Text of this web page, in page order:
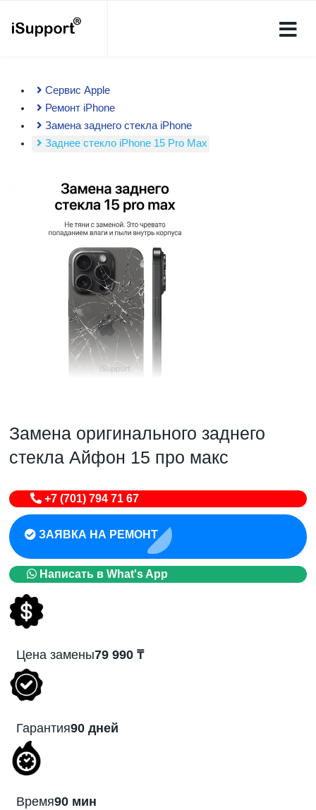
Сервис Apple
Ремонт iPhone
Замена заднего стекла iPhone
Заднее стекло iPhone 15 Pro Max
Замена оригинального заднего
стекла Айфон 15 про макс
+7 (701) 794 71 67
ЗАЯВКА НА РЕМОНТ
Написать в What's App
Цена замены79 990 ₸
Гарантия90 дней
Время90 мин